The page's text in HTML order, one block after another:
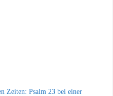
Zeiten: Psalm 23 bei einer